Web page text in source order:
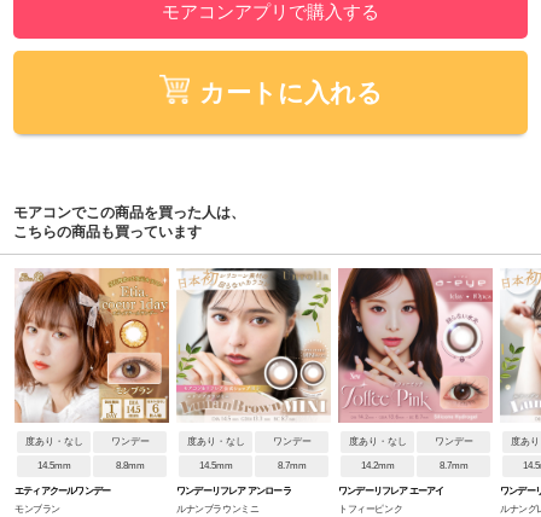
モアコンアプリで購入する
カートに入れる
モアコンでこの商品を買った人は、
こちらの商品も買っています
度あり・なし ワンデー
14.5mm 8.8mm
エティアクールワンデー
モンブラン
度あり・なし ワンデー
14.5mm 8.7mm
ワンデーリフレア アンローラ
ルナンブラウンミニ
度あり・なし ワンデー
14.2mm 8.7mm
ワンデーリフレア エーアイ
トフィーピンク
度あ
ワンデー
ルナング